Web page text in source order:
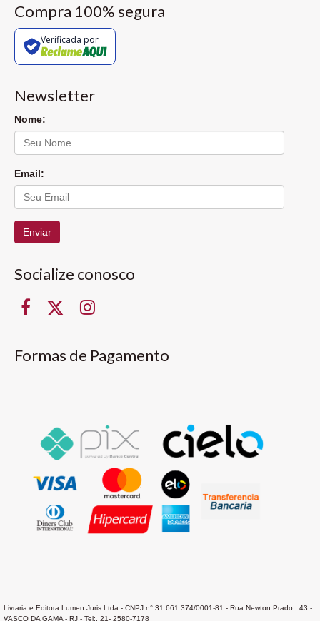
Compra 100% segura
Verificada por
Newsletter
Nome:
Email:
Enviar
Socialize conosco
Formas de Pagamento
Livraria e Editora Lumen Juris Ltda - CNPJ n° 31.661.374/0001-81 - Rua Newton Prado , 43 -
VASCO DA GAMA - RJ - Tel:. 21- 2580-7178